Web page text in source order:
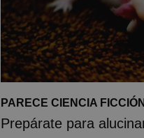
PARECE CIENCIA FICCIÓN
Prepárate para